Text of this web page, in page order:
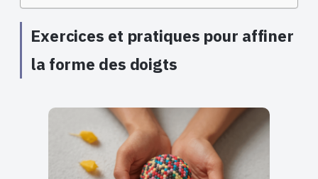
Exercices et pratiques pour affiner
la forme des doigts